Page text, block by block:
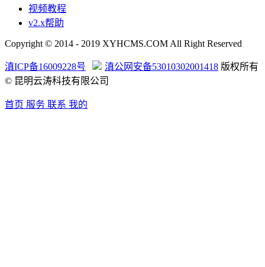
视频教程
v2.x帮助
Copyright © 2014 - 2019 XYHCMS.COM All Right Reserved
滇ICP备16009228号 滇公网安备53010302001418 版权所有
© 昆明云涛科技有限公司
首页 服务 联系 我的